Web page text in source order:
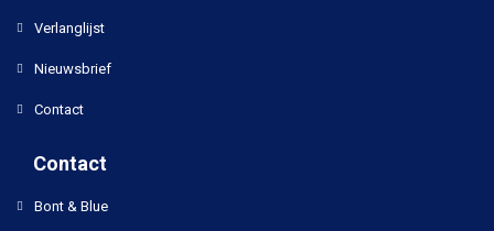
Verlanglijst
Nieuwsbrief
Contact
Contact
Bont & Blue